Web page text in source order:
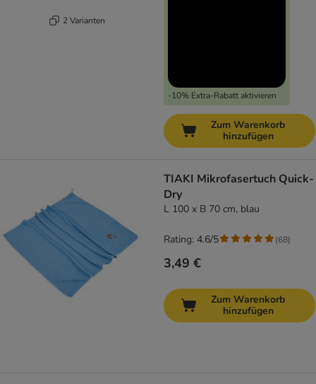
2 Varianten
-10% Extra-Rabatt aktivieren
Zum Warenkorb
hinzufügen
TIAKI Mikrofasertuch Quick-
Dry
L 100 x B 70 cm, blau
3,49 €
Rating: 4.6/5 (68)
Zum Warenkorb
hinzufügen